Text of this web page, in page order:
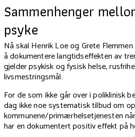
Sammenhenger
psyke
Nå skal Henrik Loe og Grete
å dokumentere langtidseffekten av
gjelder psykisk og fysisk helse,
livsmestringsmål.
For de som ikke går over i poliklinisk
dag ikke noe systematisk tilbud om
kommunene/primærhelsetjenesten
har en dokumentert positiv effekt på